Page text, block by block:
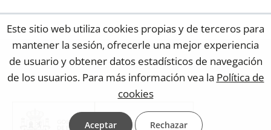
Este sitio web utiliza cookies propias y de terceros para
mantener la sesión, ofrecerle una mejor experiencia
de usuario y obtener datos estadísticos de navegación
de los usuarios. Para más información vea la Política de
cookies
Aceptar Rechazar